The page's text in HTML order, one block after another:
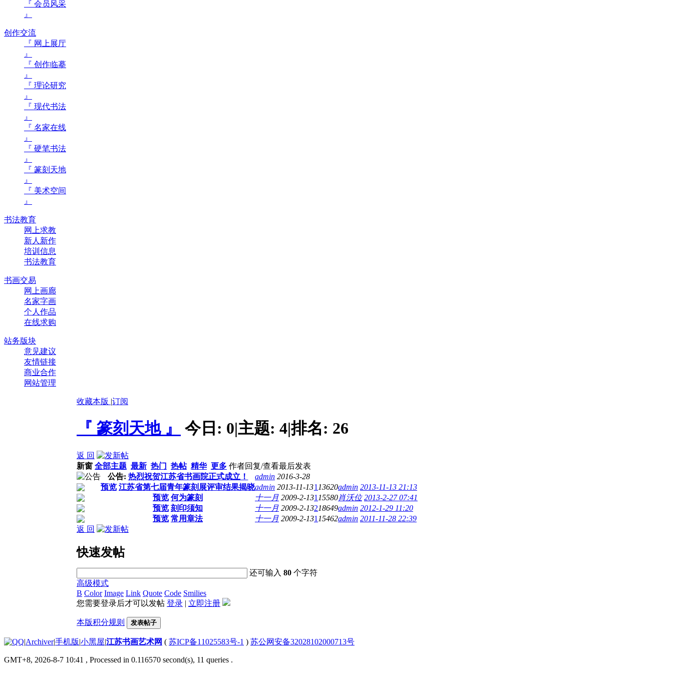
『 会员风采
』
创作交流
『 网上展厅
』
『 创作临摹
』
『 理论研究
』
『 现代书法
』
『 名家在线
』
『 硬笔书法
』
『 篆刻天地
』
『 美术空间
』
书法教育
网上求教
新人新作
培训信息
书法教育
书画交易
网上画廊
名家字画
个人作品
在线求购
站务版块
意见建议
友情链接
商业合作
网站管理
收藏本版 |订阅
『 篆刻天地 』 今日: 0|主题: 4|排名: 26
返 回
新窗 全部主题 最新 热门 热帖 精华 更多 作者回复/查看最后发表
公告: 热烈祝贺江苏省书画院正式成立！ admin 2016-3-28
预览 江苏省第七届青年篆刻展评审结果揭晓admin 2013-11-131 13620admin 2013-11-13 21:13
预览 何为篆刻 十一月 2009-2-131 15580肖沃位 2013-2-27 07:41
预览 刻印须知 十一月 2009-2-13218649admin 2012-1-29 11:20
预览 常用章法 十一月 2009-2-131 15462admin 2011-11-28 22:39
返 回
快速发帖
还可输入80 个字符
高级模式
B Color Image Link Quote Code Smilies
您需要登录后才可以发帖 登录 | 立即注册
本版积分规则 发表帖子
|Archiver|手机版|小黑屋|江苏书画艺术网 ( 苏ICP备11025583号-1 ) 苏公网安备32028102000713号
GMT+8, 2026-8-7 10:41 , Processed in 0.116570 second(s), 11 queries .